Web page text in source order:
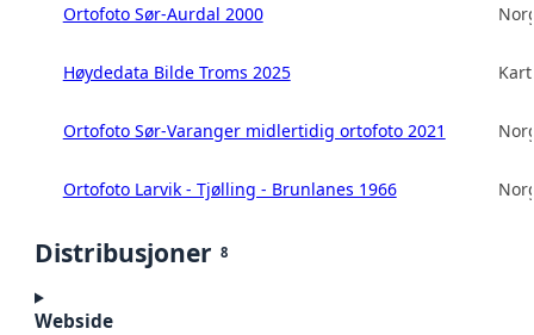
Ortofoto Sør-Aurdal 2000
Høydedata Bilde Troms 2025
Ortofoto Sør-Varanger midlertidig ortofoto 2021
Ortofoto Larvik - Tjølling - Brunlanes 1966
Distribusjoner 8
Webside